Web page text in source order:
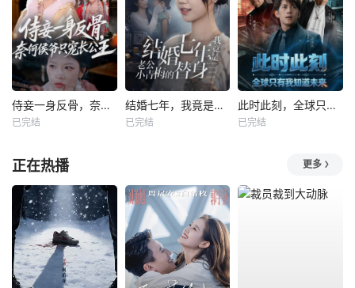
侍妾一身反骨，奈何侯爷只宠长公主
已完结
结婚七年，我竟是老公小青梅的替身
已完结
此时此刻，全球只有我知道未来
已完结
正在热播 更多